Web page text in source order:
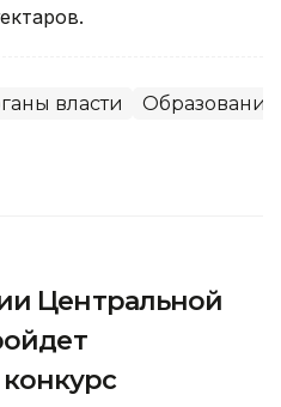
власти Образование
Центральной